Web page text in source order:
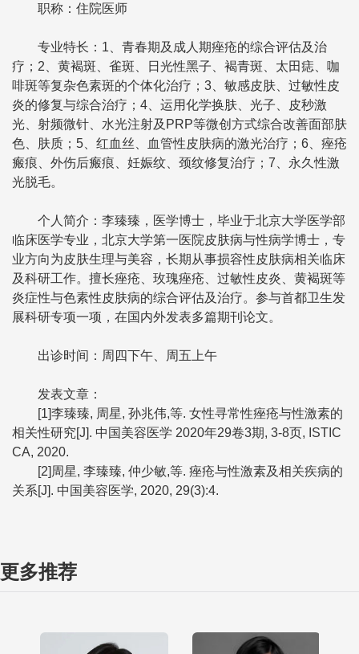
职称：住院医师
专业特长：1、青春期及成人期痤疮的综合评估及治
疗；2、黄褐斑、雀斑、日光性黑子、褐青斑、太田痣、咖
啡斑等复杂色素斑的个体化治疗；3、敏感皮肤、过敏性皮
炎的修复与综合治疗；4、运用化学换肤、光子、皮秒激
光、射频微针、水光注射及PRP等微创方式综合改善面部肤
色、肤质；5、红血丝、血管性皮肤病的激光治疗；6、痤疮
瘢痕、外伤后瘢痕、妊娠纹、颈纹修复治疗；7、永久性激
光脱毛。
个人简介：李臻臻，医学博士，毕业于北京大学医学部
临床医学专业，北京大学第一医院皮肤病与性病学博士，专
业方向为皮肤生理与美容，长期从事损容性皮肤病相关临床
及科研工作。擅长痤疮、玫瑰痤疮、过敏性皮炎、黄褐斑等
炎症性与色素性皮肤病的综合评估及治疗。参与首都卫生发
展科研专项一项，在国内外发表多篇期刊论文。
出诊时间：周四下午、周五上午
发表文章：
[1]李臻臻, 周星, 孙兆伟,等. 女性寻常性痤疮与性激素的
相关性研究[J]. 中国美容医学 2020年29卷3期, 3-8页, ISTIC
CA, 2020.
[2]周星, 李臻臻, 仲少敏,等. 痤疮与性激素及相关疾病的
关系[J]. 中国美容医学, 2020, 29(3):4.
更多推荐